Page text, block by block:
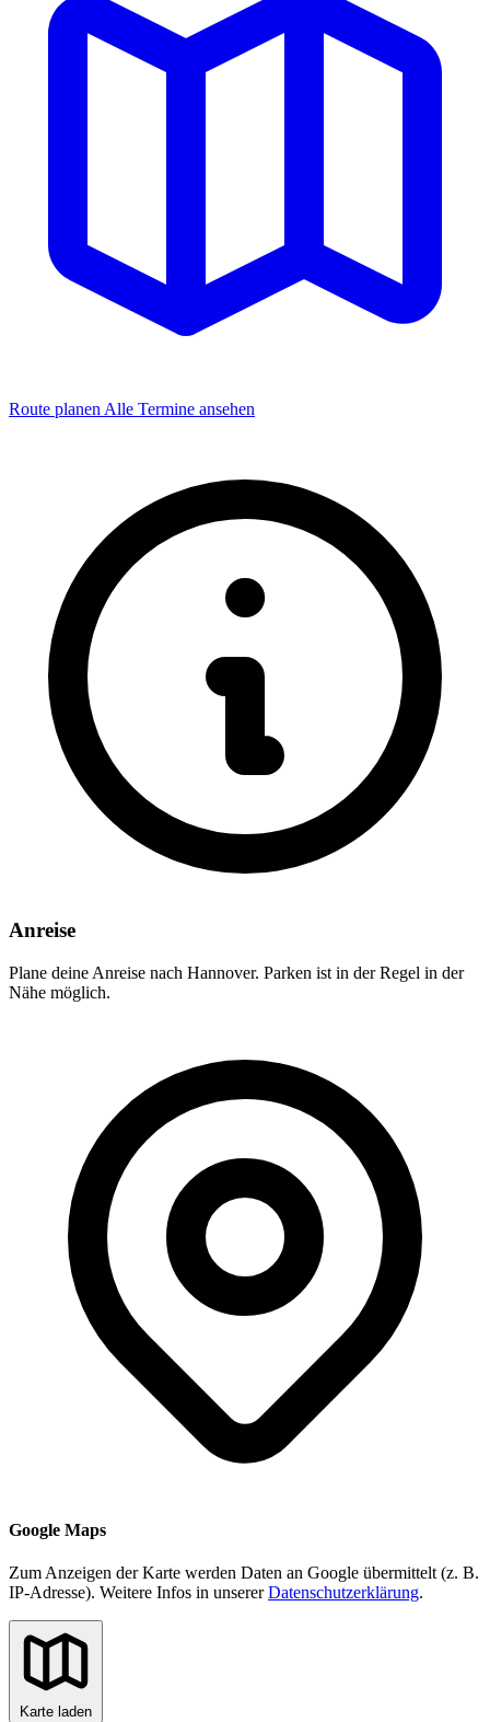
Route planenAlle Termine ansehen
Anreise
Plane deine Anreise nach Hannover. Parken ist in der Regel in der
Nähe möglich.
Google Maps
Zum Anzeigen der Karte werden Daten an Google übermittelt (z. B.
IP-Adresse). Weitere Infos in unsererDatenschutzerklärung.
Karte laden